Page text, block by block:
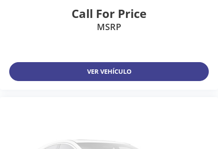
Call For Price
MSRP
VER VEHÍCULO